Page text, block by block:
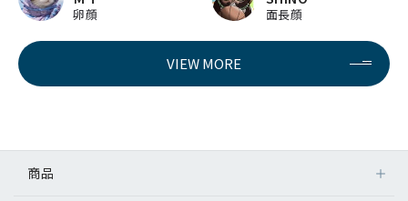
卵顔 面長顔
VIEW MORE
商品